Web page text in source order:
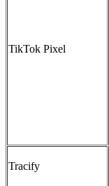
TikTok Pixel
Tracify